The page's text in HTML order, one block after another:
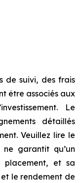
de suivi, des frais
être associés aux
Le
détaillés
Veuillez lire le
ne garantit qu’un
et sa
le rendement de